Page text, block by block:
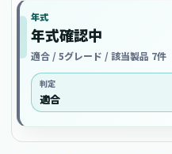
年式
年式確認中
適合 / 5グレード / 該当製品 7件
判定
適合